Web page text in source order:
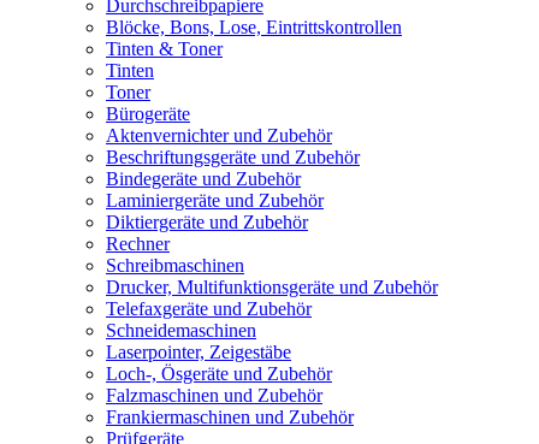
Durchschreibpapiere
Blöcke, Bons, Lose, Eintrittskontrollen
Tinten & Toner
Tinten
Toner
Bürogeräte
Aktenvernichter und Zubehör
Beschriftungsgeräte und Zubehör
Bindegeräte und Zubehör
Laminiergeräte und Zubehör
Diktiergeräte und Zubehör
Rechner
Schreibmaschinen
Drucker, Multifunktionsgeräte und Zubehör
Telefaxgeräte und Zubehör
Schneidemaschinen
Laserpointer, Zeigestäbe
Loch-, Ösgeräte und Zubehör
Falzmaschinen und Zubehör
Frankiermaschinen und Zubehör
Prüfgeräte